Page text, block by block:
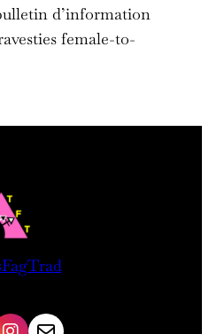
d’information
female-to-